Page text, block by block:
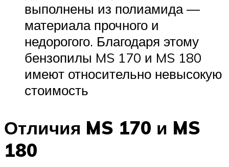
выполнены из полиамида —
материала прочного и
недорогого. Благодаря этому
бензопилы MS 170 и MS 180
имеют относительно невысокую
стоимость
Отличия MS 170 и MS
180